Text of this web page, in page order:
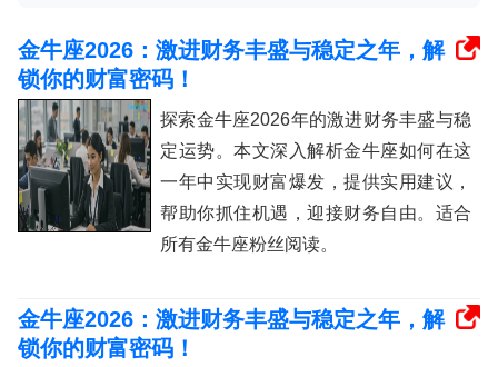
金牛座2026：激进财务丰盛与稳定之年，解
锁你的财富密码！
探索金牛座2026年的激进财务丰盛与稳
定运势。本文深入解析金牛座如何在这
一年中实现财富爆发，提供实用建议，
帮助你抓住机遇，迎接财务自由。适合
所有金牛座粉丝阅读。
金牛座2026：激进财务丰盛与稳定之年，解
锁你的财富密码！